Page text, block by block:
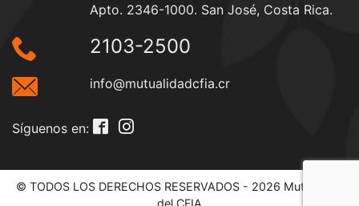
Apto. 2346-1000. San José, Costa Rica.
2103-2500
info@mutualidadcfia.cr
Síguenos en:
© TODOS LOS DERECHOS RESERVADOS - 2026 Mutualidad
del CFIA